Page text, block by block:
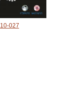
10-027